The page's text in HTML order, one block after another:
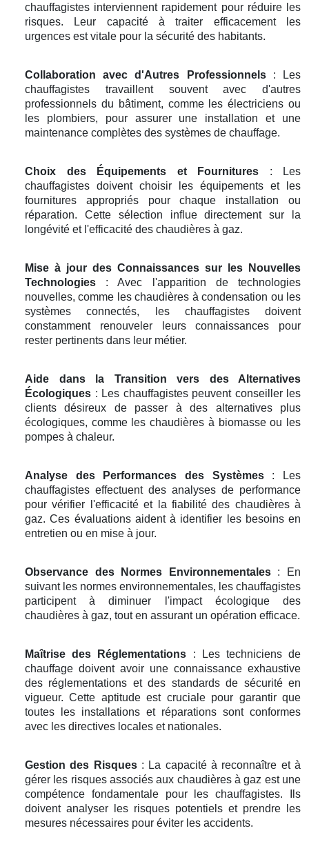
chauffagistes interviennent rapidement pour réduire les
risques. Leur capacité à traiter efficacement les
urgences est vitale pour la sécurité des habitants.
Collaboration avec d'Autres Professionnels: Les
chauffagistes travaillent souvent avec d'autres
professionnels du bâtiment, comme les électriciens ou
les plombiers, pour assurer une installation et une
maintenance complètes des systèmes de chauffage.
Choix des Équipements et Fournitures : Les
chauffagistes doivent choisir les équipements et les
fournitures appropriés pour chaque installation ou
réparation. Cette sélection influe directement sur la
longévité et l'efficacité des chaudières à gaz.
Mise à jour des Connaissances sur les Nouvelles
Technologies : Avec l'apparition de technologies
nouvelles, comme les chaudières à condensation ou les
systèmes connectés, les chauffagistes doivent
constamment renouveler leurs connaissances pour
rester pertinents dans leur métier.
Aide dans la Transition vers des Alternatives
Écologiques : Les chauffagistes peuvent conseiller les
clients désireux de passer à des alternatives plus
écologiques, comme les chaudières à biomasse ou les
pompes à chaleur.
Analyse des Performances des Systèmes: Les
chauffagistes effectuent des analyses de performance
pour vérifier l'efficacité et la fiabilité des chaudières à
gaz. Ces évaluations aident à identifier les besoins en
entretien ou en mise à jour.
Observance des Normes Environnementales: En
suivant les normes environnementales, les chauffagistes
participent à diminuer l'impact écologique des
chaudières à gaz, tout en assurant un opération efficace.
Maîtrise des Réglementations : Les techniciens de
chauffage doivent avoir une connaissance exhaustive
des réglementations et des standards de sécurité en
vigueur. Cette aptitude est cruciale pour garantir que
toutes les installations et réparations sont conformes
avec les directives locales et nationales.
Gestion des Risques: La capacité à reconnaître et à
gérer les risques associés aux chaudières à gaz est une
compétence fondamentale pour les chauffagistes. Ils
doivent analyser les risques potentiels et prendre les
mesures nécessaires pour éviter les accidents.